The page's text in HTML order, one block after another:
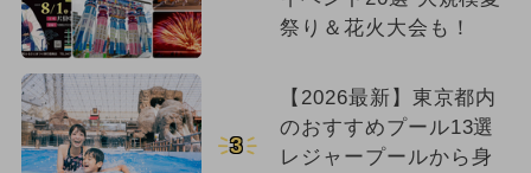
祭り＆花火大会も！
3
【2026最新】東京都内
のおすすめプール13選
レジャープールから身